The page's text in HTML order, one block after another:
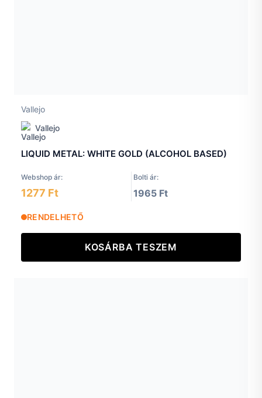
Vallejo
Vallejo
LIQUID METAL: WHITE GOLD (ALCOHOL BASED)
Webshop ár: Bolti ár:
1277 Ft 1965 Ft
RENDELHETŐ
KOSÁRBA TESZEM